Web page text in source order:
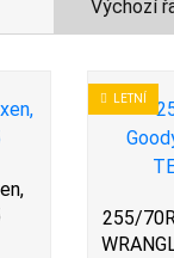
Výchozí
LETNÍ
255/